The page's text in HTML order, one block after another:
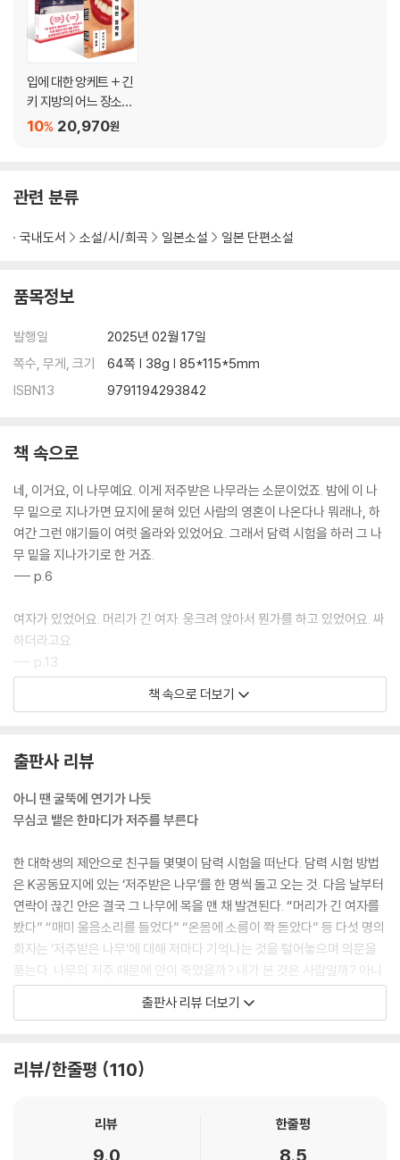
입에 대한 앙케트 + 긴
키 지방의 어느 장소에
대하여 세트20,970원
10%
관련 분류
국내도서 소설/시/희곡 일본소설 일본 단편소설
품목정보
발행일
2025년 02월 17일
쪽수, 무게, 크기
64쪽 | 38g | 85*115*5mm
ISBN13
9791194293842
책 속으로
네, 이거요, 이 나무예요. 이게 저주받은 나무라는 소문이었죠. 밤에 이 나
무 밑으로 지나가면 묘지에 묻혀 있던 사람의 영혼이 나온다나 뭐래나, 하
여간 그런 얘기들이 여럿 올라와 있었어요. 그래서 담력 시험을 하러 그 나
무 밑을 지나가기로 한 거죠.
--- p.6
여자가 있었어요. 머리가 긴 여자. 웅크려 앉아서 뭔가를 하고 있었어요. 싸
하더라고요.
--- p.13
안이 죽은 것도 아마 뭔가를 봐서 아닐까 싶습니다. 쇼타와 같은 걸요. 저주
갑자기 매미 울음소리가 들려왔어요. 엄청난 음량으로요. 매미를 가득 채
워놓은 채집통을 귀에다 갖다 대고 짓누르는 듯한 엄청난 소리였어요.
저렇게 죽여주세요.
--- p.55
책 속으로 더보기
출판사 리뷰
아니 땐 굴뚝에 연기가 나듯
무심코 뱉은 한마디가 저주를 부른다
한 대학생의 제안으로 친구들 몇몇이 담력 시험을 떠난다. 담력 시험 방법
은 K공동묘지에 있는 ‘저주받은 나무’를 한 명씩 돌고 오는 것. 다음 날부터
연락이 끊긴 안은 결국 그 나무에 목을 맨 채 발견된다. “머리가 긴 여자를
봤다” “매미 울음소리를 들었다” “온몸에 소름이 쫙 돋았다” 등 다섯 명의
화자는 ‘저주받은 나무’에 대해 저마다 기억나는 것을 털어놓으며 의문을
품는다. 나무의 저주 때문에 안이 죽었을까? 내가 본 것은 사람일까? 아니
면 다른 존재일까?
거듭해 어처구니없이 커다란 재앙을 불러오고, 그 결과가 우리의 평범한
강렬한 방식으로 전달하는 것이다. 평범한 대학생이던 안을 ‘우화하려다
출판사 리뷰 더보기
리뷰/한줄평 110
리뷰
9.0
한줄평
8.5